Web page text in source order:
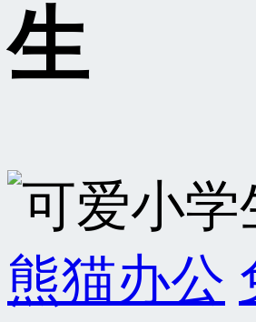
生
熊猫办公